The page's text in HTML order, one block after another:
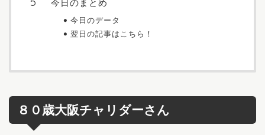
今日のまとめ
今日のデータ
翌日の記事はこちら！
８０歳大阪チャリダーさん